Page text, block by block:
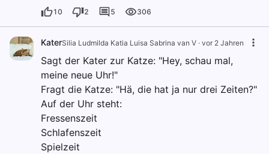
10 2 5 306
KaterSilia Ludmilda Katia Luisa Sabrina van V · vor 2 Jahren
Sagt der Kater zur Katze: "Hey, schau mal,
meine neue Uhr!"
Fragt die Katze: "Hä, die hat ja nur drei Zeiten?"
Auf der Uhr steht:
Fressenszeit
Schlafenszeit
Spielzeit